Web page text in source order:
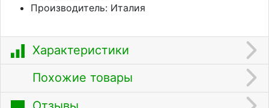
Производитель: Италия
Характеристики
Похожие товары